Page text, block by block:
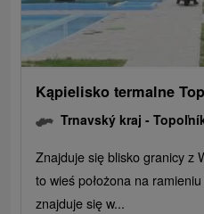
Kąpielisko termalne
Trnavský kraj -
Znajduje się blisko granicy z
to wieś położona na
znajduje się w...